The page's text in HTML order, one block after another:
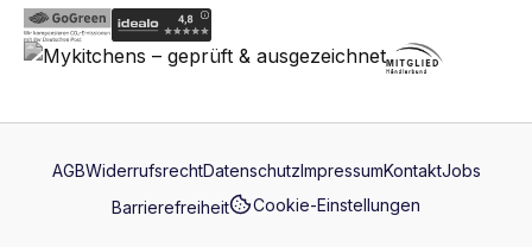
AGBWiderrufsrechtDatenschutzImpressumKontaktJobs
Barrierefreiheit
Cookie-Einstellungen